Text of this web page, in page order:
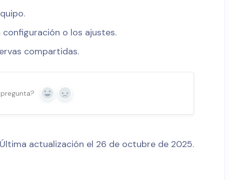
o los ajustes.
compartidas.
Sí No
Última actualización el 26 de octubre de 2025.